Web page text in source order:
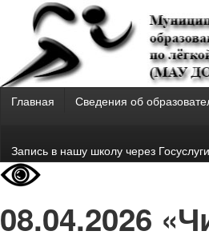
Главная Сведения об
Запись в нашу школу через Госуслуги
08.04.2026